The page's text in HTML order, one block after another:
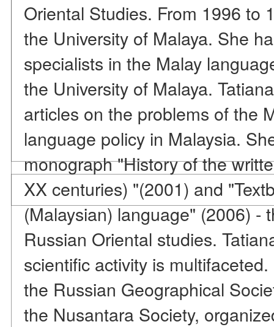
Oriental Studies. From 1996 to
the University of Malaya. She
specialists in the Malay
the University of Malaya.
articles on the problems of the
language policy in Malaysia.
monograph "History of the
XX centuries) "(2001) and
(Malaysian) language" (2006) -
Russian Oriental studies.
scientific activity is
the Russian Geographical
the Nusantara Society,